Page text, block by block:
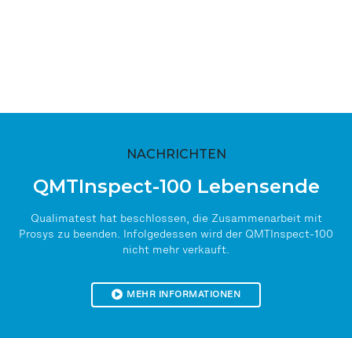
NACHRICHTEN
QMTInspect-100 Lebensende
Qualimatest hat beschlossen, die Zusammenarbeit mit
Prosys zu beenden. Infolgedessen wird der QMTInspect-100
nicht mehr verkauft.
MEHR INFORMATIONEN